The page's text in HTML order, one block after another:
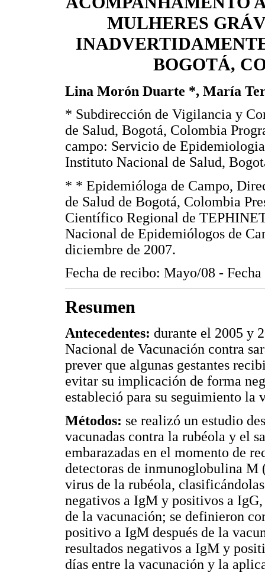
MULHERES
BOGOTÁ,
Lina Morón Duarte *, María
* Subdirección de Vigilancia y
de Salud, Bogotá, Colombia
campo: Servicio de
Instituto Nacional de Salud,
* * Epidemióloga de Campo,
de Salud de Bogotá, Colombia
Científico Regional de
Nacional de Epidemiólogos de
diciembre de 2007.
Fecha de recibo: Mayo/08 -
Resumen
Antecedentes: durante el 2005 y
Nacional de Vacunación contra
prever que algunas gestantes
evitar su implicación de forma
estableció para su seguimiento
Métodos: se realizó un estudio
vacunadas contra la rubéola y el
embarazadas en el momento de
detectoras de inmunoglobulina
virus de la rubéola,
negativos a IgM y positivos a IgG,
de la vacunación; se definieron
positivo a IgM después de la
resultados negativos a IgM y
días entre la vacunación y la